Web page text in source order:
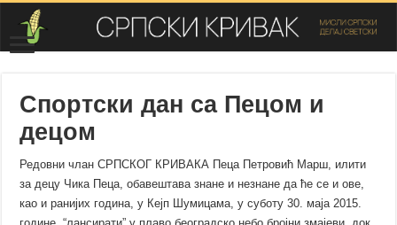
Спортски дан са Пецом и
децом
Редовни члан СРПСКОГ КРИВАКА Пеца Петровић Марш, илити
за децу Чика Пеца, обавештава знане и незнане да ће се и ове,
као и ранијих година, у Кејп Шумицама, у суботу 30. маја 2015.
године, “лансирати” у плаво београдско небо бројни змајеви, док